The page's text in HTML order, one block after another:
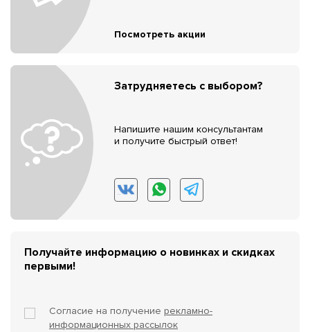
Посмотреть акции
Затрудняетесь с выбором?
Напишите нашим консультантам
и получите быстрый ответ!
Получайте информацию о новинках и скидках
первыми!
Согласие на получение рекламно-
информационных рассылок